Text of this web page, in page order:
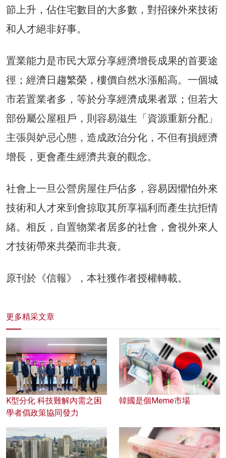
節上升，佔住宅數目的大多數，對招徠外來技術
和人才絕非好事。
置業能力是市民大眾分享經濟增長成果的首要途
徑；經濟日趨繁榮，樓價自然水漲船高。一個城
市若置業者多，等於分享經濟成果者眾；但若大
部份屬公屋租戶，則容易滋生「資源重新分配」
主張與妒忌心態，造成政治分化，不但有損經濟
增長，更會產生經濟共衰的觀念。
社會上一旦公營房屋住戶佔多，容易因懼怕外來
技術和人才來到會掠取其所享福利而產生抗拒情
緒。相反，自置物業者居多的社會，會視外來人
才技術帶來共榮而非共衰。
原刊於《信報》，本社獲作者授權轉載。
更多精采文章
K型分化 科技難解內需之困
學者倡政策協同發力
韓國是個Meme市場